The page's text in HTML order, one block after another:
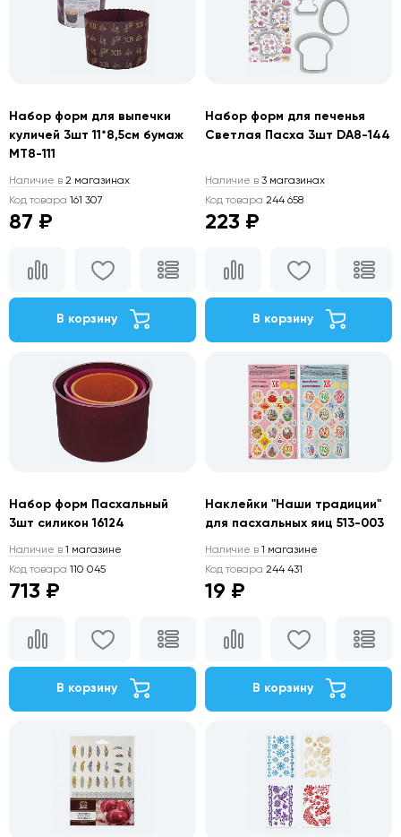
Набор форм для выпечки
куличей 3шт 11*8,5см бумаж
MT8-111
Наличие в 2 магазинах
Код товара 161 307
87 ₽
В корзину
Набор форм для печенья
Светлая Пасха 3шт DA8-144
Наличие в 3 магазинах
Код товара 244 658
223 ₽
В корзину
Набор форм Пасхальный
3шт силикон 16124
Наличие в 1 магазине
Код товара 110 045
713 ₽
В корзину
Наклейки "Наши традиции"
для пасхальных яиц 513-003
Наличие в 1 магазине
Код товара 244 431
19 ₽
В корзину